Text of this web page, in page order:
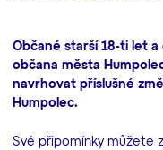
Občané starší 18-ti let
občana města
navrhovat příslušné
Humpolec.
Své připomínky můžete